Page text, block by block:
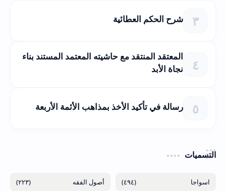
شرح الحكم العطائية
المعتقد المنتقد مع حاشيته المعتمد المستند بناء
نجاة الأبد
رسالة في تأكيد الأخذ بمذاهب الأئمة الأربعة
التسميات
(٤٩٤) (٢٢٣)